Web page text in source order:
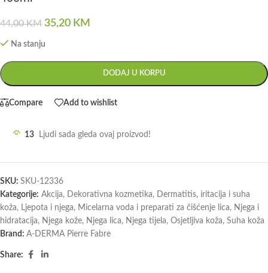
44,00KM 35,20 KM
Na stanju
DODAJ U KORPU
Compare Add to wishlist
13 Ljudi sada gleda ovaj proizvod!
SKU: SKU-12336
Kategorije: Akcija, Dekorativna kozmetika, Dermatitis, iritacija i suha
koža, Ljepota i njega, Micelarna voda i preparati za čišćenje lica, Njega i
hidratacija, Njega kože, Njega lica, Njega tijela, Osjetljiva koža, Suha koža
Brand: A-DERMA Pierre Fabre
Share: